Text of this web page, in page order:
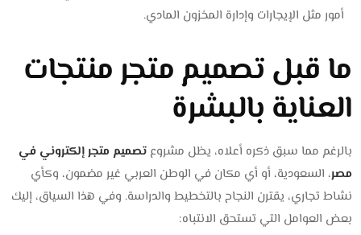
أمور مثل الإيجارات وإدارة المخزون المادي.
ما قبل تصميم متجر منتجات
العناية بالبشرة
بالرغم مما سبق ذكره أعلاه، يظل مشروعتصميم متجر إلكتروني في
مصر، السعودية، أو أي مكان في الوطن العربي غير مضمون، وكأي
نشاط تجاري، يقترن النجاح بالتخطيط والدراسة. وفي هذا السياق، إليك
بعض العوامل التي تستحق الانتباه: